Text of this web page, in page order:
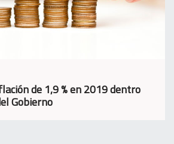
de 1,9 % en 2019 dentro
Gobierno